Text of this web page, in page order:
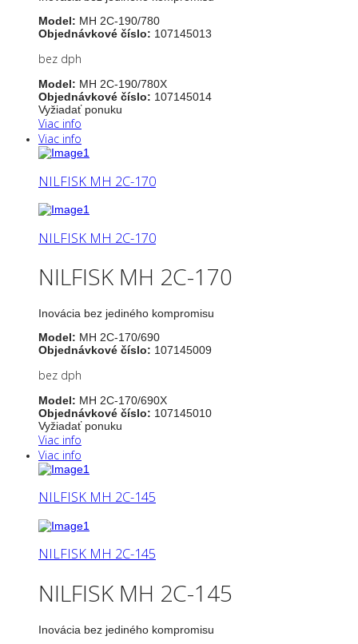
Model: MH 2C-190/780
Objednávkové číslo: 107145013
bez dph
Model: MH 2C-190/780X
Objednávkové číslo: 107145014
Vyžiadať ponuku
Viac info
Viac info
NILFISK MH 2C-170
NILFISK MH 2C-170
NILFISK MH 2C-170
Inovácia bez jediného kompromisu
Model: MH 2C-170/690
Objednávkové číslo: 107145009
bez dph
Model: MH 2C-170/690X
Objednávkové číslo: 107145010
Vyžiadať ponuku
Viac info
Viac info
NILFISK MH 2C-145
NILFISK MH 2C-145
NILFISK MH 2C-145
Inovácia bez jediného kompromisu